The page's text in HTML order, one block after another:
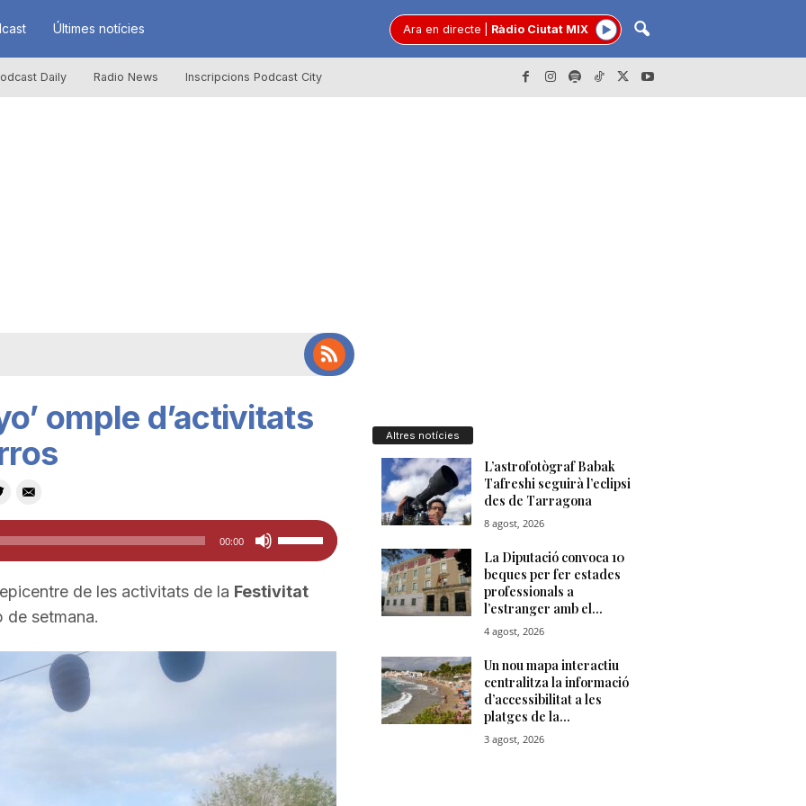
Últimes notícies Ara en directe Ràdio Ciutat MIX
Daily Radio News Inscripcions Podcast City
omple d’activitats
00:00
Feu
servir
les
avall
per
a
de les activitats de la Festivitat
setmana.
Altres notícies